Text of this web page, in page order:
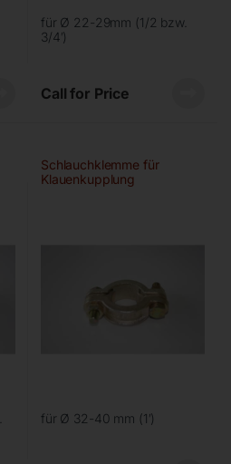
für Ø 22-29mm (1/2 bzw.
3/4′)
Call for Price
Schlauchklemme für
Klauenkupplung
für Ø 32-40 mm (1′)